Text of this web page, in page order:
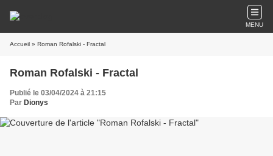
MENU
Accueil » Roman Rofalski - Fractal
Roman Rofalski - Fractal
Publié le 03/04/2024 à 21:15
Par Dionys